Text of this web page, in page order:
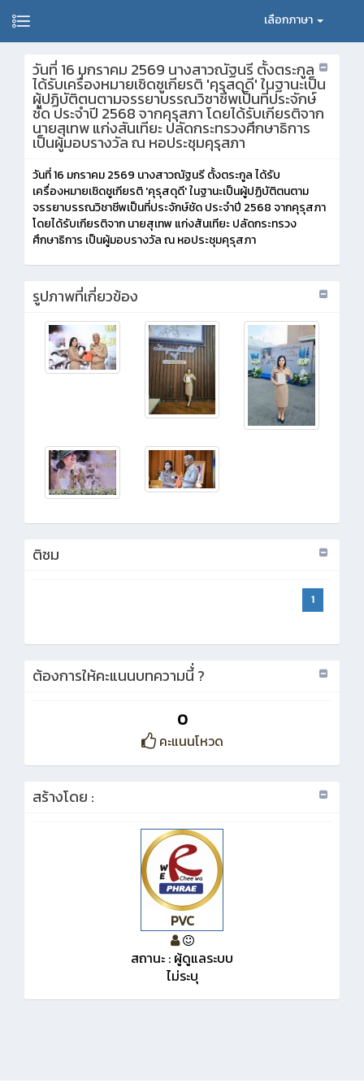
เลือกภาษา
วันที่ 16 มกราคม 2569 นางสาวณัฐนรี ตั้งตระกูล
ได้รับเครื่องหมายเชิดชูเกียรติ 'คุรุสดุดี' ในฐานะเป็น
ผู้ปฏิบัติตนตามจรรยาบรรณวิชาชีพเป็นที่ประจักษ์
ชัด ประจำปี 2568 จากคุรุสภา โดยได้รับเกียรติจาก
นายสุเทพ แก่งสันเทียะ ปลัดกระทรวงศึกษาธิการ
เป็นผู้มอบรางวัล ณ หอประชุมคุรุสภา
วันที่ 16 มกราคม 2569 นางสาวณัฐนรี ตั้งตระกูล ได้รับ
เครื่องหมายเชิดชูเกียรติ 'คุรุสดุดี' ในฐานะเป็นผู้ปฏิบัติตนตาม
จรรยาบรรณวิชาชีพเป็นที่ประจักษ์ชัด ประจำปี 2568 จากคุรุสภา
โดยได้รับเกียรติจาก นายสุเทพ แก่งสันเทียะ ปลัดกระทรวง
ศึกษาธิการ เป็นผู้มอบรางวัล ณ หอประชุมคุรุสภา
รูปภาพที่เกี่ยวข้อง
ติชม
1
ต้องการให้คะแนนบทความนี้่ ?
0
คะแนนโหวด
สร้างโดย :
PVC
สถานะ : ผู้ดูแลระบบ
ไม่ระบุ